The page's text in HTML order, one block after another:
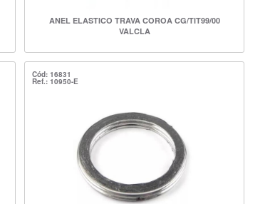
ANEL ELASTICO TRAVA COROA CG/TIT99/00
VALCLA
Cód: 16831
Ref.: 10950-E